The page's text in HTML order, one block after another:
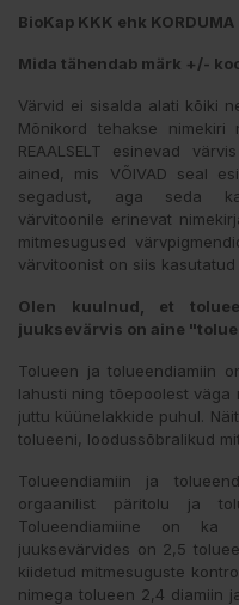
BioKap KKK ehk KORDUMA
Mida tähendab märk +/-
Värvid ei sisalda alati kõiki
Mõnikord tehakse
REAALSELT esinevad
ained, mis VÕIVAD seal
segadust, aga seda
värvitoonile erinevat
mitmesugused
värvitoonist on siis
Olen kuulnud, et
juuksevärvis on aine
Tolueen ja tolueendiamiin
lahusti ning tõepoolest väga
juttu küünelakkide puhul.
tolueeni, loodussõbralikud
Tolueendiamiin ja
orgaanilist päritolu ja
Tolueendiamiine on ka
juuksevärvides on 2,5
kiidetud mitmesuguste
nimega tolueen 2,4 diamiin